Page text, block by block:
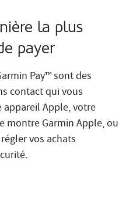
la plus
payer
Pay™ sont des
contact qui vous
Apple, votre
montre Garmin Apple, ou
vos achats